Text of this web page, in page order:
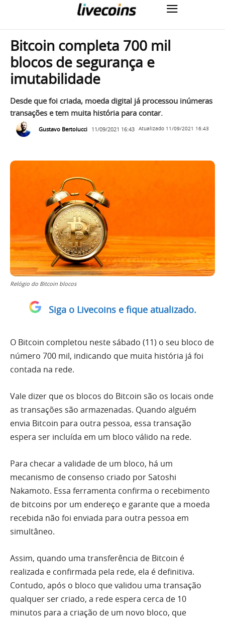
Bitcoin completa 700 mil
blocos de segurança e
imutabilidade
Desde que foi criada, moeda digital já processou inúmeras
transações e tem muita história para contar.
Gustavo Bertolucci 11/09/2021 16:43 Atualizado 11/09/2021 16:43
Relógio do Bitcoin blocos
Siga o Livecoins e fique atualizado.
O Bitcoin completou neste sábado (11) o seu bloco de
número 700 mil, indicando que muita história já foi
contada na rede.
Vale dizer que os blocos do Bitcoin são os locais onde
as transações são armazenadas. Quando alguém
envia Bitcoin para outra pessoa, essa transação
espera ser incluída em um bloco válido na rede.
Para checar a validade de um bloco, há um
mecanismo de consenso criado por Satoshi
Nakamoto. Essa ferramenta confirma o recebimento
de bitcoins por um endereço e garante que a moeda
recebida não foi enviada para outra pessoa em
simultâneo.
Assim, quando uma transferência de Bitcoin é
realizada e confirmada pela rede, ela é definitiva.
Contudo, após o bloco que validou uma transação
qualquer ser criado, a rede espera cerca de 10
minutos para a criação de um novo bloco, que